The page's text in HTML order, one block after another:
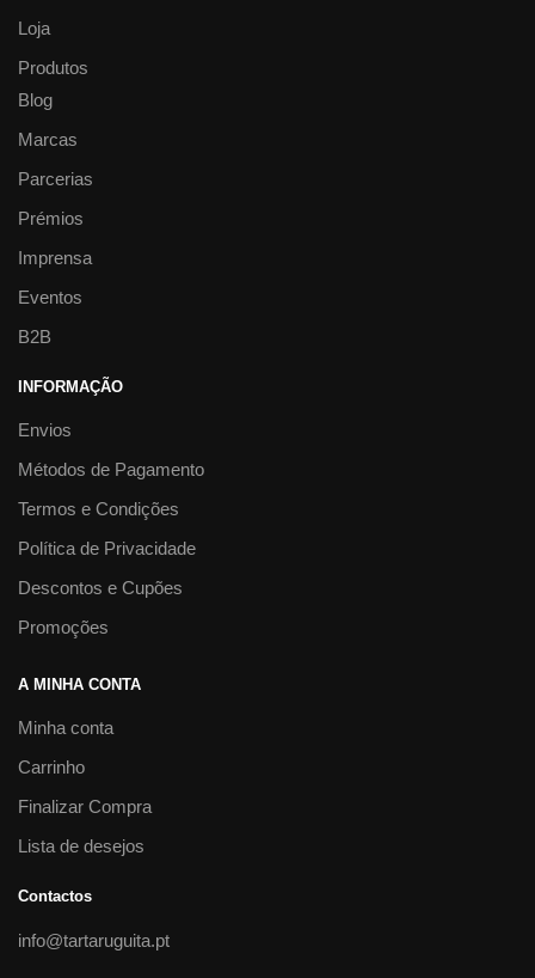
Loja
Produtos
Blog
Marcas
Parcerias
Prémios
Imprensa
Eventos
B2B
INFORMAÇÃO
Envios
Métodos de Pagamento
Termos e Condições
Política de Privacidade
Descontos e Cupões
Promoções
A MINHA CONTA
Minha conta
Carrinho
Finalizar Compra
Lista de desejos
Contactos
info@tartaruguita.pt